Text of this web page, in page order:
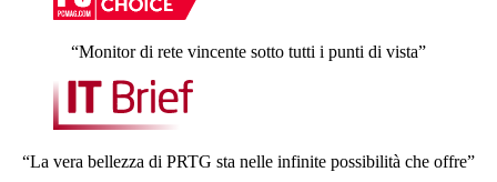
“Monitor di rete vincente sotto tutti i punti di vista”
“La vera bellezza di PRTG sta nelle infinite possibilità che offre”